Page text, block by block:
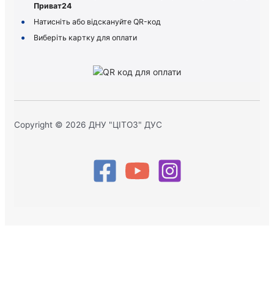
Приват24
Натисніть або відскануйте QR-код
Виберіть картку для оплати
Copyright © 2026 ДНУ "ЦІТОЗ" ДУС